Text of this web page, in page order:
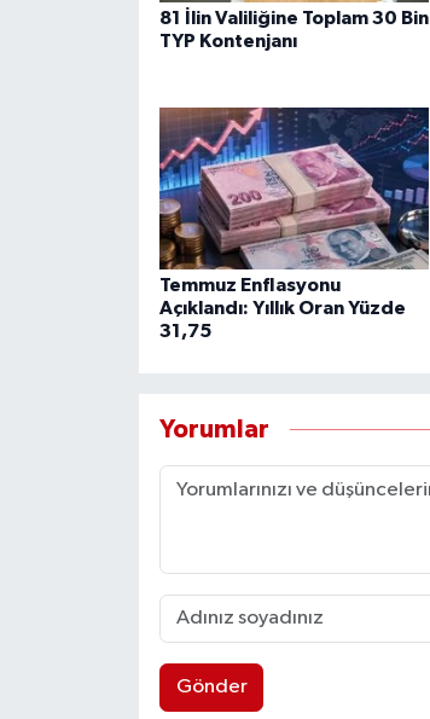
81 İlin Valiliğine Toplam 30 Bin
TYP Kontenjanı
Temmuz Enflasyonu
Açıklandı: Yıllık Oran Yüzde
31,75
Yorumlar
Gönder